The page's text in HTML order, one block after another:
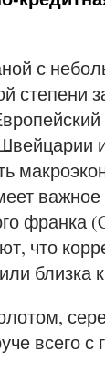
с
степени
франка
что
близка
всего